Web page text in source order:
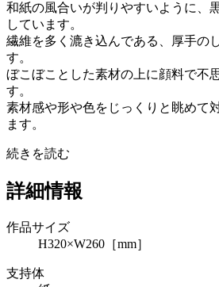
和紙の風合いが判りやすいように、
しています。
繊維を多く漉き込んである、厚手の
す。
ぼこぼことした素材の上に顔料で不
す。
素材感や形や色をじっくりと眺めて
ます。
続きを読む
詳細情報
作品サイズ
H320×W260［mm］
支持体